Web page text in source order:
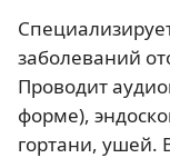
заболеваний
Проводит
форме),
гортани, ушей.